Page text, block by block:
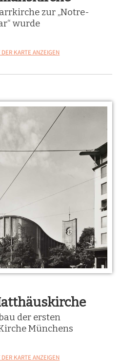
zur „Notre-
wurde
DER KARTE ANZEIGEN
der ersten
Münchens
DER KARTE ANZEIGEN